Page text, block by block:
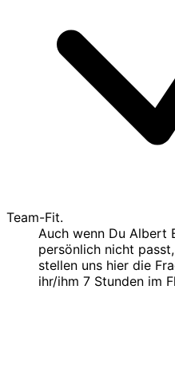
Team-Fit.
Auch wenn Du Albert
persönlich nicht
stellen uns hier die
ihr/ihm 7 Stunden im